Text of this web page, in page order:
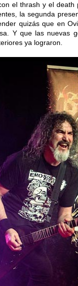
el thrash y el
la segunda
quizás que en
Y que las nuevas
ya lograron.